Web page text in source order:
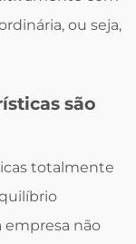
ou seja,
são
totalmente
empresa não